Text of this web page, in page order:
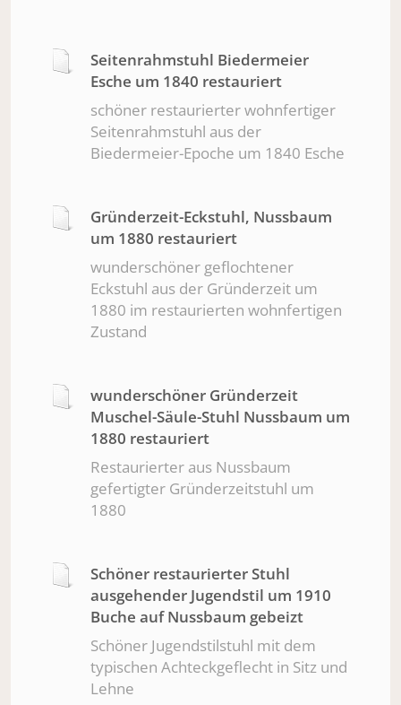
Seitenrahmstuhl Biedermeier
Esche um 1840 restauriert
schöner restaurierter wohnfertiger
Seitenrahmstuhl aus der
Biedermeier-Epoche um 1840 Esche
Gründerzeit-Eckstuhl, Nussbaum
um 1880 restauriert
wunderschöner geflochtener
Eckstuhl aus der Gründerzeit um
1880 im restaurierten wohnfertigen
Zustand
wunderschöner Gründerzeit
Muschel-Säule-Stuhl Nussbaum um
1880 restauriert
Restaurierter aus Nussbaum
gefertigter Gründerzeitstuhl um
1880
Schöner restaurierter Stuhl
ausgehender Jugendstil um 1910
Buche auf Nussbaum gebeizt
Schöner Jugendstilstuhl mit dem
typischen Achteckgeflecht in Sitz und
Lehne